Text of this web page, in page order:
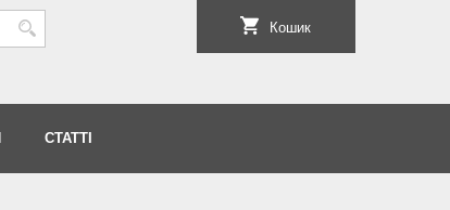
Кошик
СТАТТІ